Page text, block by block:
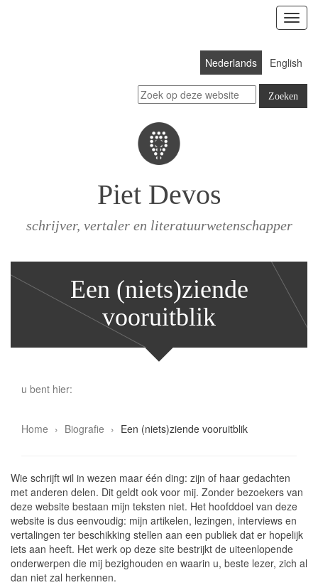
Toon
menu
Nederlands English
Piet Devos
schrijver, vertaler en literatuurwetenschapper
Een (niets)ziende
vooruitblik
u bent hier:
Home Biografie Een (niets)ziende vooruitblik
Wie schrijft wil in wezen maar één ding: zijn of haar gedachten
met anderen delen. Dit geldt ook voor mij. Zonder bezoekers van
deze website bestaan mijn teksten niet. Het hoofddoel van deze
website is dus eenvoudig: mijn artikelen, lezingen, interviews en
vertalingen ter beschikking stellen aan een publiek dat er hopelijk
iets aan heeft. Het werk op deze site bestrijkt de uiteenlopende
onderwerpen die mij bezighouden en waarin u, beste lezer, zich al
dan niet zal herkennen.